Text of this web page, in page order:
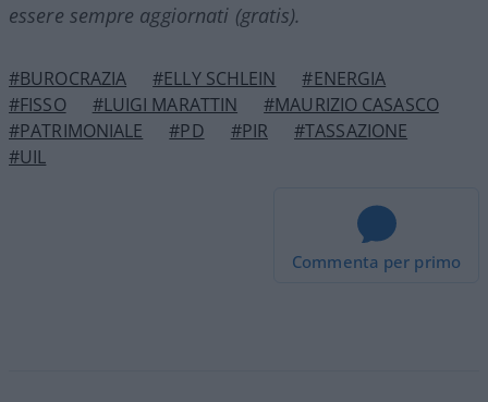
essere sempre aggiornati (gratis).
#BUROCRAZIA #ELLY SCHLEIN
#ENERGIA
#FISSO
#LUIGI MARATTIN
#MAURIZIO CASASCO
#PATRIMONIALE
#PD #PIR
#TASSAZIONE
#UIL
Commenta per primo